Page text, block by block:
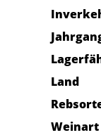
Land
Weinart